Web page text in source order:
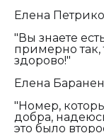
Елена
"Вы знаете
примерно
здорово!"
Елена
"Номер,
добра,
это было